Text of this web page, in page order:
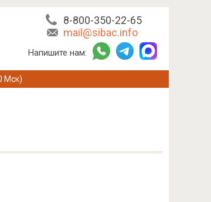
8-800-350-22-65
mail@sibac.info
Напишите нам:
Мск)